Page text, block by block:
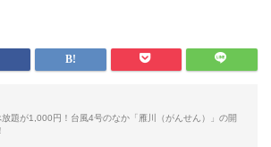
題が1,000円！台風4号のなか「雁川（がんせん）」の開